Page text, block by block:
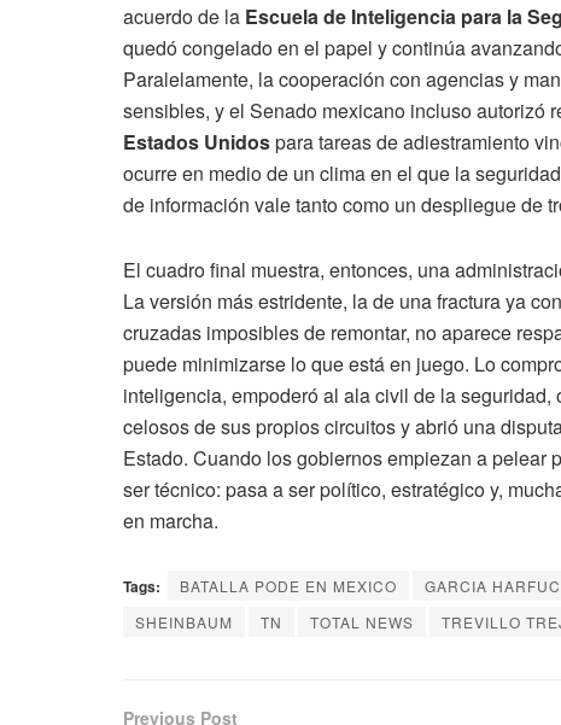
acuerdo de la Escuela de Inteligencia para la
quedó congelado en el papel y continúa
Paralelamente, la cooperación con agencias y
sensibles, y el Senado mexicano incluso autorizó
Estados Unidospara tareas de adiestramiento
ocurre en medio de un clima en el que la
de información vale tanto como un despliegue de
El cuadro final muestra, entonces, una
La versión más estridente, la de una fractura ya
cruzadas imposibles de remontar, no aparece
puede minimizarse lo que está en juego. Lo
inteligencia, empoderó al ala civil de la
celosos de sus propios circuitos y abrió una
Estado. Cuando los gobiernos empiezan a
ser técnico: pasa a ser político, estratégico y,
en marcha.
Tags: BATALLA PODE EN MEXICO GARCIA
SHEINBAUM
TN TOTAL NEWS TREVILLO
Previous Post